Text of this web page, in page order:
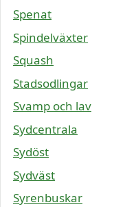
Spenat
Spindelväxter
Squash
Stadsodlingar
Svamp och lav
Sydcentrala
Sydöst
Sydväst
Syrenbuskar